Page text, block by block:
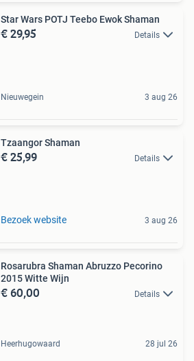
Star Wars POTJ Teebo Ewok Shaman
€ 29,95 Details
Nieuwegein 3 aug 26
Tzaangor Shaman
€ 25,99 Details
Bezoek website 3 aug 26
Rosarubra Shaman Abruzzo Pecorino
2015 Witte Wijn
€ 60,00 Details
Heerhugowaard 28 jul 26